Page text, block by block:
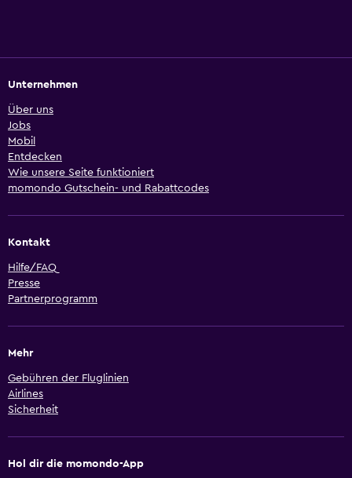
Unternehmen
Über uns
Jobs
Mobil
Entdecken
Wie unsere Seite funktioniert
momondo Gutschein- und Rabattcodes
Kontakt
Hilfe/FAQ
Presse
Partnerprogramm
Mehr
Gebühren der Fluglinien
Airlines
Sicherheit
Hol dir die momondo-App